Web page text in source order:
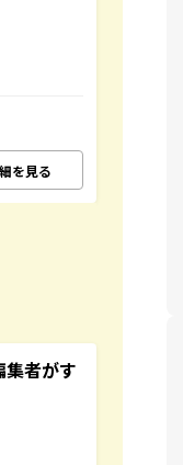
を見る
者がす